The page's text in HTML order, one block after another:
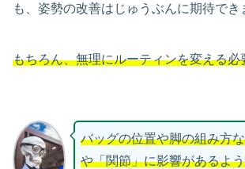
も、姿勢の改善はじゅうぶんに期待でき
もちろん、無理にルーティンを変える必
バッグの位置や脚の組み方
や「関節」に影響があるよ